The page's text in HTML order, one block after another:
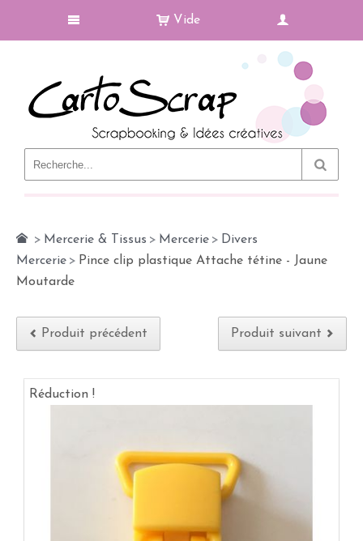
Vide
> Mercerie & Tissus > Mercerie > Divers
Mercerie > Pince clip plastique Attache tétine - Jaune
Moutarde
Produit précédent Produit suivant
Réduction !